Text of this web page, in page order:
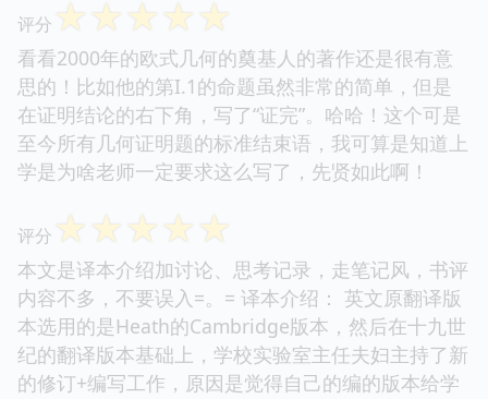
评分 ☆☆☆☆☆
看看2000年的欧式几何的奠基人的著作还是很有意
思的！比如他的第I.1的命题虽然非常的简单，但是
在证明结论的右下角，写了“证完”。哈哈！这个可是
至今所有几何证明题的标准结束语，我可算是知道上
学是为啥老师一定要求这么写了，先贤如此啊！
评分 ☆☆☆☆☆
本文是译本介绍加讨论、思考记录，走笔记风，书评
内容不多，不要误入=。= 译本介绍： 英文原翻译版
本选用的是Heath的Cambridge版本，然后在十九世
纪的翻译版本基础上，学校实验室主任夫妇主持了新
的修订+编写工作，原因是觉得自己的编的版本给学